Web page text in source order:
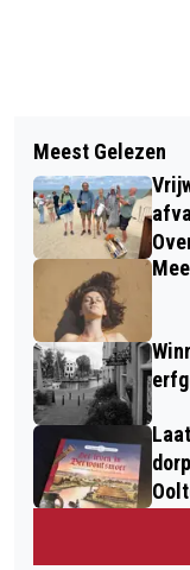
WOENSDAG
DRAAG DE
GOEREE-
Meest Gelezen